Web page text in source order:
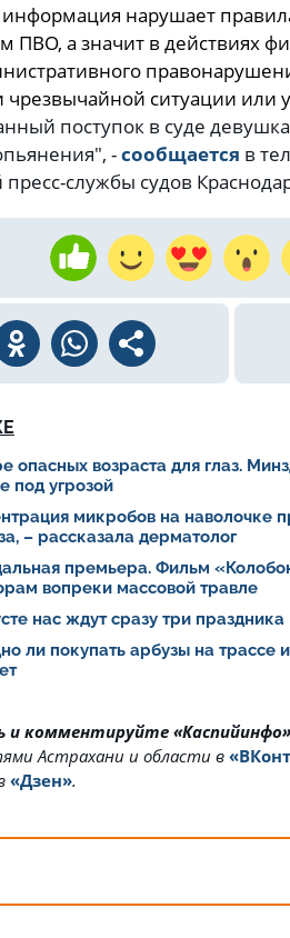
нарушает
ПВО, а значит в действиях
ситуации или
поступок в суде
-сообщается в
службы судов
опасных возраста для глаз.
под угрозой
микробов на наволочке
– рассказала дерматолог
премьера. Фильм
вопреки массовой травле
нас ждут сразу три праздника
ли покупать арбузы на трассе
и комментируйте
Астрахани и области в
«Дзен».